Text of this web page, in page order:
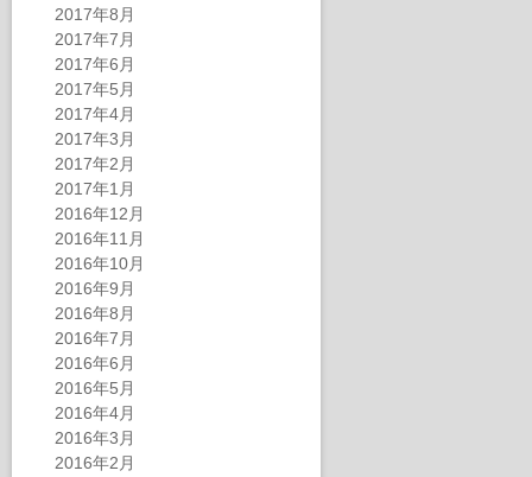
2017年8月
2017年7月
2017年6月
2017年5月
2017年4月
2017年3月
2017年2月
2017年1月
2016年12月
2016年11月
2016年10月
2016年9月
2016年8月
2016年7月
2016年6月
2016年5月
2016年4月
2016年3月
2016年2月